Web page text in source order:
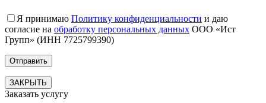
Я принимаю Политику конфиденциальности и даю
согласие на обработку персональных данных ООО «Ист
Групп» (ИНН 7725799390)
ЗАКРЫТЬ
Заказать услугу